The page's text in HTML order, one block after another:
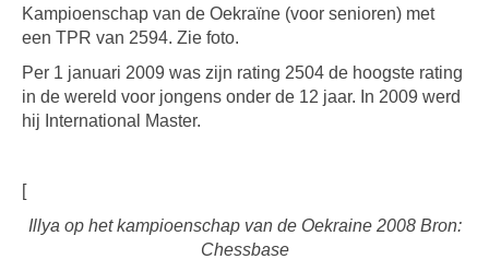
Kampioenschap van de Oekraïne (voor senioren) met
een TPR van 2594. Zie foto.
Per 1 januari 2009 was zijn rating 2504 de hoogste rating
in de wereld voor jongens onder de 12 jaar. In 2009 werd
hij International Master.
[
Illya op het kampioenschap van de Oekraine 2008 Bron:
Chessbase